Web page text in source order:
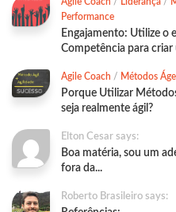
Performance
Engajamento: Utilize o
Competência para
Agile Coach / Métodos
Porque Utilizar
seja realmente ágil?
Elton Cesar says:
Boa matéria, sou um
fora da...
Roberto Brasileiro says: